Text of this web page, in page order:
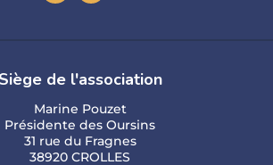
Siège de l'association
Marine Pouzet
Présidente des Oursins
31 rue du Fragnes
38920 CROLLES